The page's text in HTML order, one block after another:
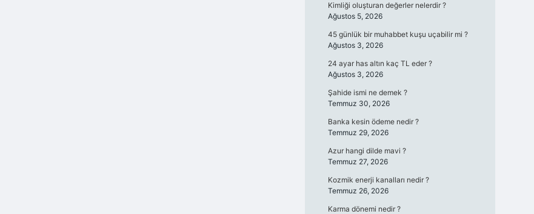
Kimliği oluşturan değerler nelerdir ?
Ağustos 5, 2026
45 günlük bir muhabbet kuşu uçabilir mi ?
Ağustos 3, 2026
24 ayar has altın kaç TL eder ?
Ağustos 3, 2026
Şahide ismi ne demek ?
Temmuz 30, 2026
Banka kesin ödeme nedir ?
Temmuz 29, 2026
Azur hangi dilde mavi ?
Temmuz 27, 2026
Kozmik enerji kanalları nedir ?
Temmuz 26, 2026
Karma dönemi nedir ?